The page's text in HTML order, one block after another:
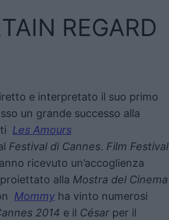
REGARD
e interpretato il suo primo
un grande successo alla
Les Amours
Festival di Cannes. Film Festival
ricevuto un’accoglienza
alla Mostra del Cinema
Mommy ha vinto numerosi
2014 e il César per il